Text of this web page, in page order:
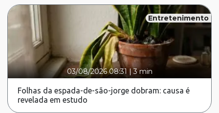
Entretenimento
03/08/2026 08:31 |3 min
Folhas da espada-de-são-jorge dobram: causa é
revelada em estudo